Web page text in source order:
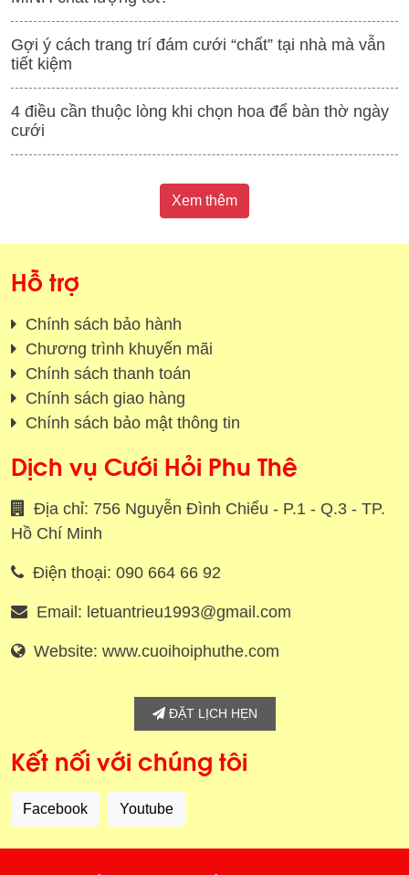
Gợi ý cách trang trí đám cưới “chất” tại nhà mà vẫn
tiết kiệm
4 điều cần thuộc lòng khi chọn hoa để bàn thờ ngày
cưới
Xem thêm
Hỗ trợ
Chính sách bảo hành
Chương trình khuyến mãi
Chính sách thanh toán
Chính sách giao hàng
Chính sách bảo mật thông tin
Dịch vụ Cưới Hỏi Phu Thê
Địa chỉ: 756 Nguyễn Đình Chiểu - P.1 - Q.3 - TP.
Hồ Chí Minh
Điện thoại: 090 664 66 92
Email: letuantrieu1993@gmail.com
Website: www.cuoihoiphuthe.com
ĐẶT LỊCH HẸN
Kết nối với chúng tôi
Facebook Youtube